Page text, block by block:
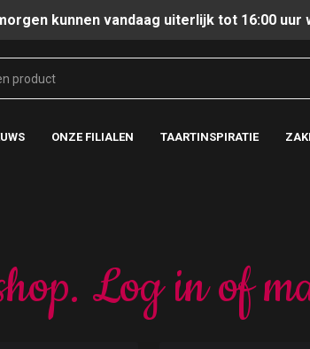
kunnen vandaag uiterlijk tot 16:00 uur
ONZE FILIALEN TAARTINSPIRATIE
Log in of